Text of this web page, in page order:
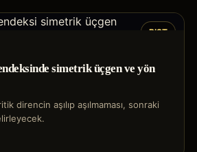
BIST
simetrik üçgen ve yön
direncin aşılıp aşılmaması, sonraki